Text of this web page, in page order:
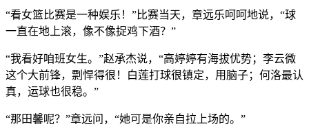
“看女篮比赛是一种娱乐！”比赛当天，章远乐呵呵地说，“球
一直在地上滚，像不像捉鸡下酒？”
“我看好咱班女生。”赵承杰说，“高婷婷有海拔优势；李云微
这个大前锋，剽悍得很！白莲打球很镇定，用脑子；何洛最认
真，运球也很稳。”
“那田馨呢？”章远问，“她可是你亲自拉上场的。”